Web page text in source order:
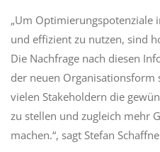
„Um Optimierungspotenziale
und effizient zu nutzen, sind
Die Nachfrage nach diesen
der neuen
vielen Stakeholdern die
zu stellen und zugleich mehr
machen.“, sagt Stefan